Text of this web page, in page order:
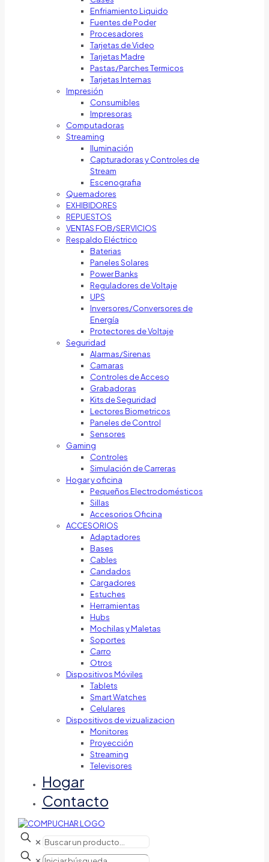
Enfriamiento Liquido
Fuentes de Poder
Procesadores
Tarjetas de Video
Tarjetas Madre
Pastas/Parches Termicos
Tarjetas Internas
Impresión
Consumibles
Impresoras
Computadoras
Streaming
Iluminación
Capturadoras y Controles de
Stream
Escenografia
Quemadores
EXHIBIDORES
REPUESTOS
VENTAS FOB/SERVICIOS
Respaldo Eléctrico
Baterias
Paneles Solares
Power Banks
Reguladores de Voltaje
UPS
Inversores/Conversores de
Energía
Protectores de Voltaje
Seguridad
Alarmas/Sirenas
Camaras
Controles de Acceso
Grabadoras
Kits de Seguridad
Lectores Biometricos
Paneles de Control
Sensores
Gaming
Controles
Simulación de Carreras
Hogar y oficina
Pequeños Electrodomésticos
Sillas
Accesorios Oficina
ACCESORIOS
Adaptadores
Bases
Cables
Candados
Cargadores
Estuches
Herramientas
Hubs
Mochilas y Maletas
Soportes
Carro
Otros
Dispositivos Móviles
Tablets
Smart Watches
Celulares
Dispositivos de vizualizacion
Monitores
Proyección
Streaming
Televisores
Hogar
Contacto
✕